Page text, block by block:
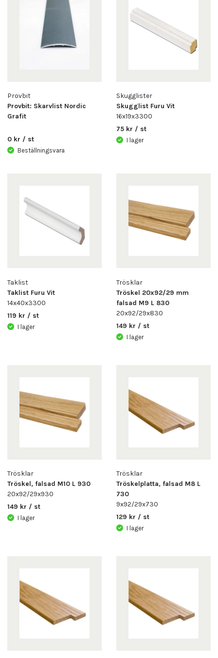
Provbit
Provbit: Skarvlist Nordic
Grafit
0 kr / st
Beställningsvara
Skugglister
Skugglist Furu Vit
16x19x3300
75 kr / st
I lager
Taklist
Taklist Furu Vit
14x40x3300
119 kr / st
I lager
Trösklar
Tröskel 20x92/29 mm
falsad M9 L 830
20x92/29x830
149 kr / st
I lager
Trösklar
Tröskel, falsad M10 L 930
20x92/29x930
149 kr / st
I lager
Trösklar
Tröskelplatta, falsad M8 L
730
9x92/29x730
129 kr / st
I lager